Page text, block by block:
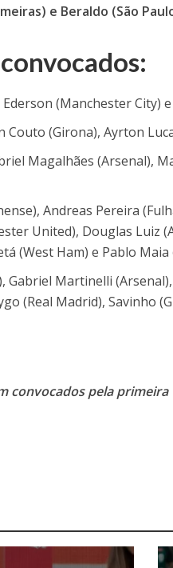
e Beraldo (São
(Manchester City)
Couto (Girona), Ayrton
Magalhães (Arsenal),
Andreas Pereira
United), Douglas Luiz
(West Ham) e Pablo Maia
Gabriel Martinelli
(Real Madrid), Savinho
convocados pela